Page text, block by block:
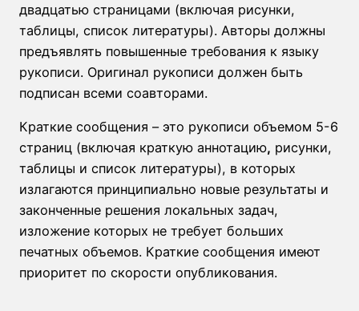
двадцатью страницами (включая рисунки,
таблицы, список литературы). Авторы должны
предъявлять повышенные требования к языку
рукописи. Оригинал рукописи должен быть
подписан всеми соавторами.
Краткие сообщения – это рукописи объемом 5-6
страниц (включая краткую аннотацию, рисунки,
таблицы и список литературы), в которых
излагаются принципиально новые результаты и
законченные решения локальных задач,
изложение которых не требует больших
печатных объемов. Краткие сообщения имеют
приоритет по скорости опубликования.